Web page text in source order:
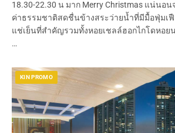
18.30-22.30 น มาก Merry Christmas แน่นอ
ค่าธรรมชาติสดชื่นข้างสระว่ายน้ำที่มีมื้อฟุ่มเฟื
แช่เย็นที่สำคัญรวมทั้งหอยเชลล์ฮอกไกโดหอย
…
KIN PROMO